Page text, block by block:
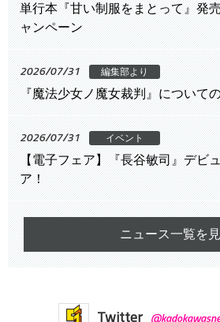
単行本『甘い制服をまとって』発
ャンペーン
2026/07/31 編集部より
『魔法少女ノ魔女裁判』について
2026/07/31 イベント
【電子フェア】『長谷敏司』デビ
ア！
ニュース一覧を
Twitter